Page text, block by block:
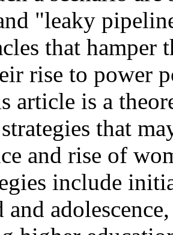
"leaky
that hamper
rise to power
article is a
that
and rise of
include